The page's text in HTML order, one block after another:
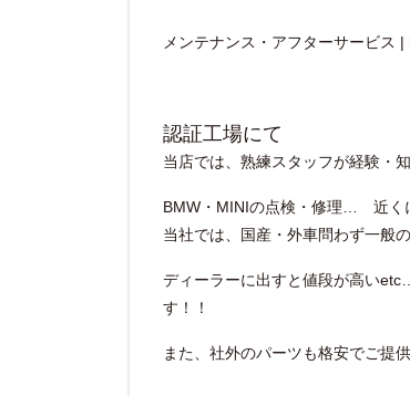
メンテナンス・アフターサービス
認証工場にて
当店では、熟練スタッフが経験・
BMW・MINIの点検・修理… 近く
当社では、国産・外車問わず一般
ディーラーに出すと値段が高い
す！！
また、社外のパーツも格安でご提